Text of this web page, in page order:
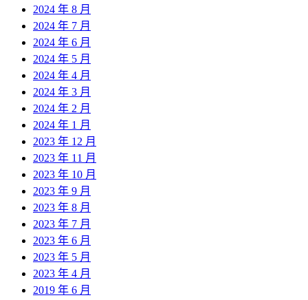
2024 年 8 月
2024 年 7 月
2024 年 6 月
2024 年 5 月
2024 年 4 月
2024 年 3 月
2024 年 2 月
2024 年 1 月
2023 年 12 月
2023 年 11 月
2023 年 10 月
2023 年 9 月
2023 年 8 月
2023 年 7 月
2023 年 6 月
2023 年 5 月
2023 年 4 月
2019 年 6 月